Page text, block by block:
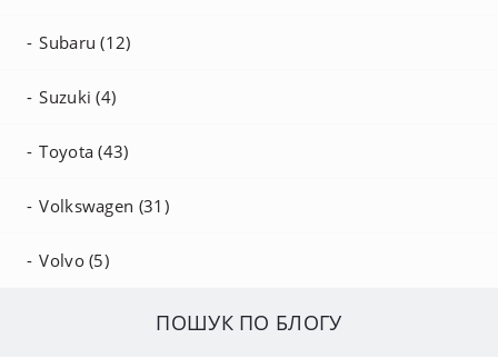
Subaru (12)
Suzuki (4)
Toyota (43)
Volkswagen (31)
Volvo (5)
ПОШУК ПО БЛОГУ